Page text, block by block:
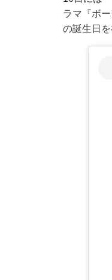
ラマ『ボ
の誕生日